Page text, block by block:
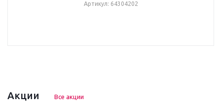
Артикул: 64304202
Акции Все акции